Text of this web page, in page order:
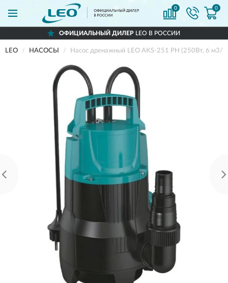
0 0
ОФИЦИАЛЬНЫЙ ДИЛЕРLEO В РОССИИ
LEO НАСОСЫ Насос дренажный LEO AKS-251 PH (250Вт, 6